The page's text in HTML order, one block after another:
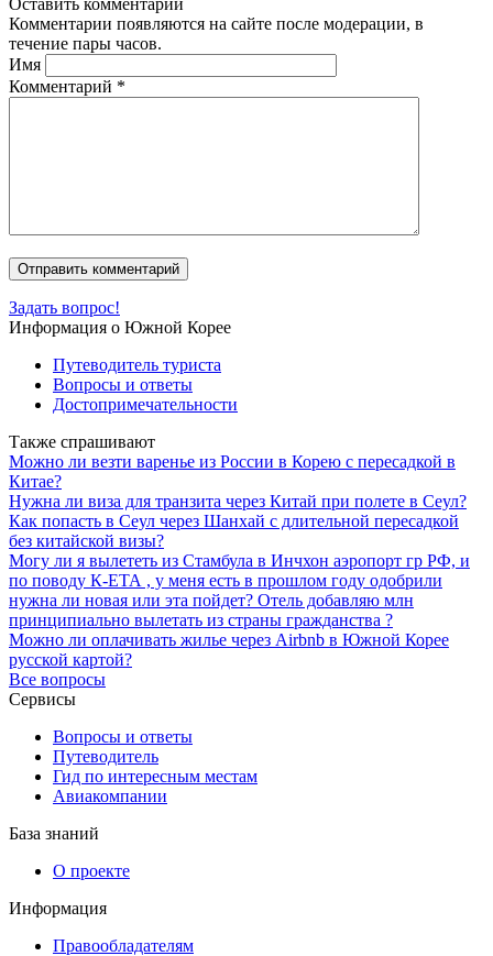
Комментарии появляются на сайте после модерации, в
течение пары часов.
Имя
Комментарий *
Задать вопрос!
Информация о Южной Корее
Путеводитель туриста
Вопросы и ответы
Достопримечательности
Также спрашивают
Можно ли везти варенье из России в Корею с пересадкой в
Китае?
Нужна ли виза для транзита через Китай при полете в Сеул?
Как попасть в Сеул через Шанхай с длительной пересадкой
без китайской визы?
Могу ли я вылететь из Стамбула в Инчхон аэропорт гр РФ, и
по поводу К-ЕТА , у меня есть в прошлом году одобрили
нужна ли новая или эта пойдет? Отель добавляю млн
принципиально вылетать из страны гражданства ?
Можно ли оплачивать жилье через Airbnb в Южной Корее
русской картой?
Все вопросы
Сервисы
Вопросы и ответы
Путеводитель
Гид по интересным местам
Авиакомпании
База знаний
О проекте
Информация
Правообладателям